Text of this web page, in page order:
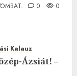
0 0
Kalauz
Ázsiát! –